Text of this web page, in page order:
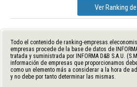
Ver Ranking
Todo el contenido de ranking-
empresas procede de la base de datos de
tratada y suministrada por INFORMA D&B S.A.U.
información de empresas que proporcionamos
como un elemento más a considerar a la hora de
y no debe por tanto determinar las mismas.